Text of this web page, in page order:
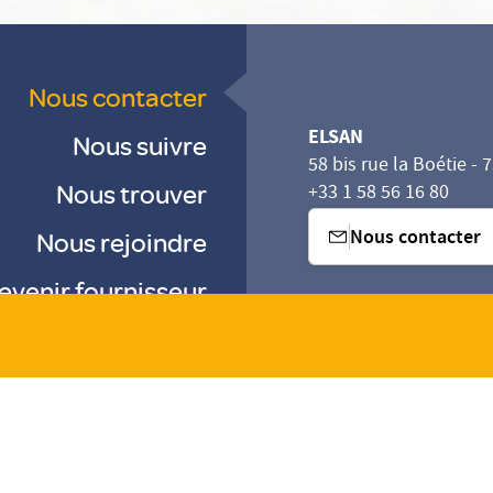
paramètres de confidentialité, en garantissant la
Nous contacter
Nous suivre
Nous trouver
Nous rejoindre
fournisseur
ELSAN
58 bis rue la Boétie -
+33 1 58 56 16 80
Nous contacter